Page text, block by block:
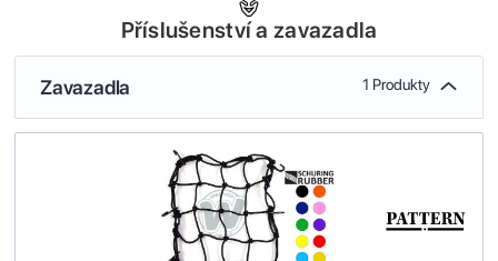
Příslušenství a zavazadla
Zavazadla 1 Produkty